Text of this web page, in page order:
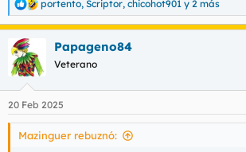
R
e
a
c
c
i
e
s
portento, Scriptor, chicohot901 y 2 más
Papageno84
Veterano
20 Feb 2025
Mazinguer rebuznó: